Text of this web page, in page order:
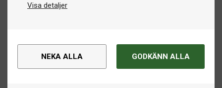
Visa detaljer
NEKA ALLA GODKÄNN ALLA